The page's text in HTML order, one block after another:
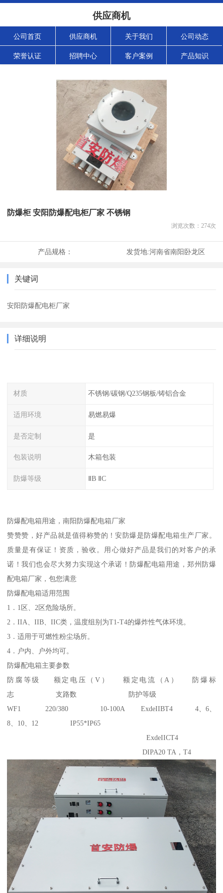
供应商机
公司首页 供应商机 关于我们 公司动态
荣誉认证 招聘中心 客户案例 产品知识
防爆柜 安阳防爆配电柜厂家 不锈钢
浏览次数： 274次
产品规格： 发货地:河南省南阳卧龙区
关键词
安阳防爆配电柜厂家
详细说明
材质 不锈钢/碳钢/Q235钢板/铸铝合金
适用环境 易燃易爆
是否定制 是
包装说明 木箱包装
防爆等级 ⅡB ⅡC
防爆配电箱用途，南阳防爆配电箱厂家
赞赞赞，好产品就是值得称赞的！安防爆是防爆配电箱生产厂家。
质量是有保证！资质，验收。用心做好产品是我们的对客户的承
诺！我们也会尽大努力实现这个承诺！防爆配电箱用途，郑州防爆
配电箱厂家，包您满意
防爆配电箱适用范围
1．1区、2区危险场所。
2．IIA、IIB、IIC类，温度组别为T1-T4的爆炸性气体环境。
3．适用于可燃性粉尘场所。
4．户内、户外均可。
防爆配电箱主要参数
防腐等级 额定电压（V） 额定电流（A） 防爆标
志 支路数 防护等级
WF1 220/380 10-100A ExdeIIBT4 4、6、
8、10、12 IP55*IP65
ExdeIICT4
DIPA20 TA，T4